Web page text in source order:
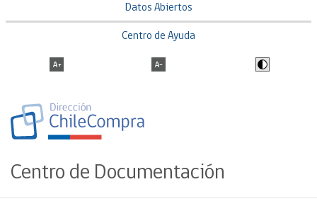
Datos Abiertos
Centro de Ayuda
Centro de Documentación